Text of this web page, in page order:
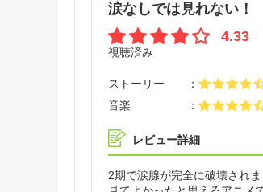
涙なしでは見れない！
4.33
視聴済み
ストーリー
音楽
レビュー詳細
2期で涙腺が完全に破壊されま